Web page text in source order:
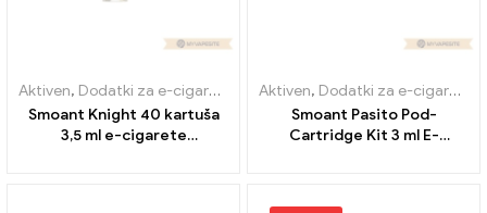
Aktiven, Dodatki za e-cigarete
Uparjalnik
Smoant Knight 40 kartuša
3,5 ml e-cigarete
Aktiven, Dodatki za e-cigarete
Smoant Pasito Pod-
Cartridge Kit 3 ml E-